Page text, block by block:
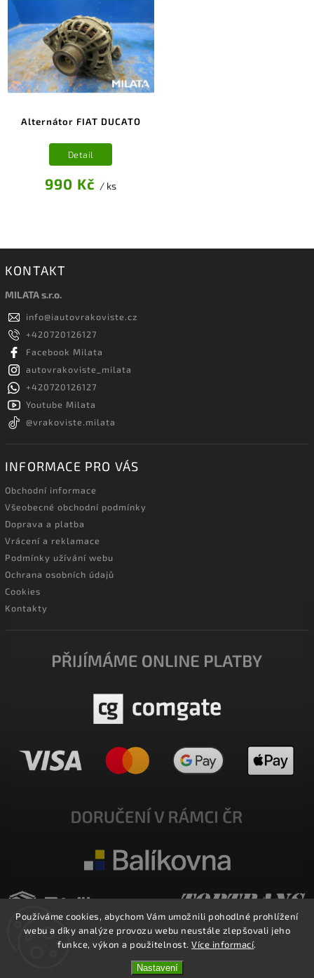
Používáme cookies, abychom Vám umožnili pohodlné prohlížení
webu a díky analýze provozu webu neustále zlepšovali jeho
funkce, výkon a použitelnost.Více informací.
Nastavení
Alternátor FIAT DUCATO
990 Kč / ks
Detail
KONTAKT
MILATA s.r.o.
info@iautovrakoviste.cz
+420720126127
Facebook Milata
autovrakoviste_milata
+420720126127
Youtube Milata
@vrakoviste.milata
INFORMACE PRO VÁS
Obchodní informace
Všeobecné obchodní podmínky
Doprava a platba
Vrácení a reklamace
Podmínky užívání webu
Ochrana osobních údajů
Cookies
Kontakty
E-SHOP MILATA. Všechna práva vyhrazena.